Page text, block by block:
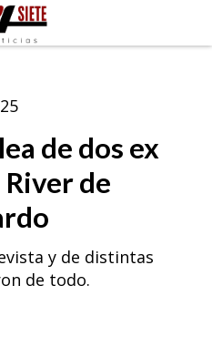
de dos ex
de
y de distintas
de todo.